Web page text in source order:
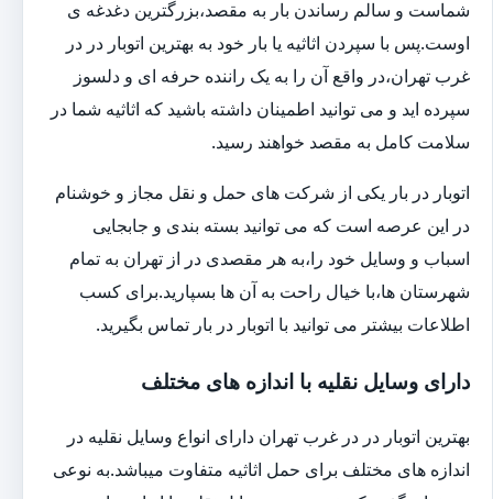
شماست و سالم رساندن بار به مقصد،بزرگترین دغدغه ی
اوست.پس با سپردن اثاثیه یا بار خود به بهترین اتوبار در در
غرب تهران،در واقع آن را به یک راننده حرفه ای و دلسوز
سپرده اید و می توانید اطمینان داشته باشید که اثاثیه شما در
سلامت کامل به مقصد خواهند رسید.
اتوبار در بار یکی از شرکت های حمل و نقل مجاز و خوشنام
در این عرصه است که می توانید بسته بندی و جابجایی
اسباب و وسایل خود را،به هر مقصدی در از تهران به تمام
شهرستان ها،با خیال راحت به آن ها بسپارید.برای کسب
اطلاعات بیشتر می توانید با اتوبار در بار تماس بگیرید.
دارای وسایل نقلیه با اندازه های مختلف
بهترین اتوبار در در غرب تهران دارای انواع وسایل نقلیه در
اندازه های مختلف برای حمل اثاثیه متفاوت می‎باشد.به نوعی